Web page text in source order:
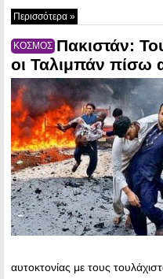
Περισσότερα »
ΚΟΣΜΟΣ Πακιστάν:
οι Ταλιμπάν πίσω
αυτοκτονίας με τους